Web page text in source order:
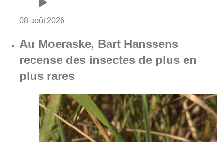
08 août 2026
Au Moeraske, Bart Hanssens
recense des insectes de plus en
plus rares